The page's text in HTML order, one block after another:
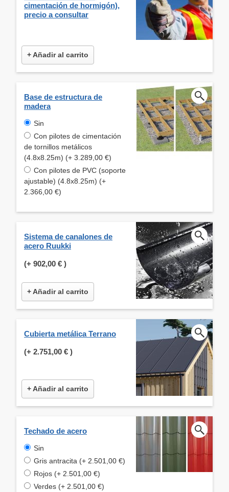
cimentación de hormigón),
precio a consultar
+ Añadir al carrito
Base de estructura de
madera
Sin
Con pilotes de cimentación
de tornillos metálicos
(4.8x8.25m) (+ 3.289,00 €)
Con pilotes de PVC (soporte
ajustable) (4.8x8.25m) (+
2.366,00 €)
Sistema de canalones de
acero Ruukki
(+ 902,00 € )
+ Añadir al carrito
Cubierta metálica Terrano
(+ 2.751,00 € )
+ Añadir al carrito
Techado de acero
Sin
Gris antracita (+ 2.501,00 €)
Rojos (+ 2.501,00 €)
Verdes (+ 2.501,00 €)